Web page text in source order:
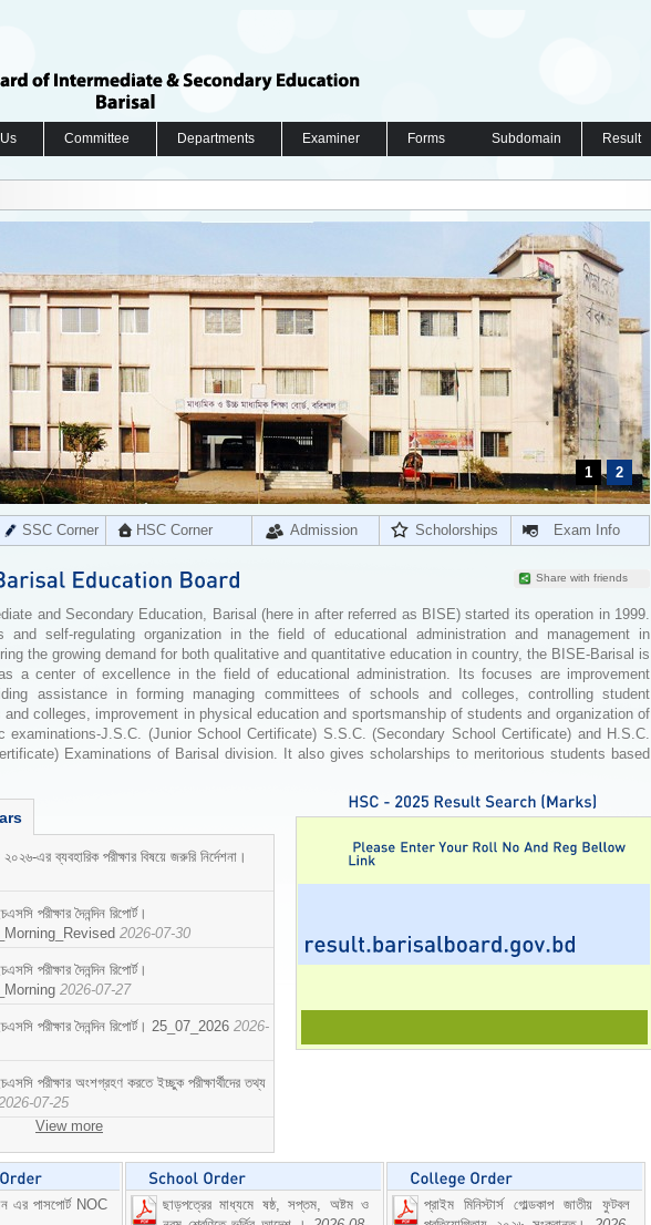
Committee Departments Examiner Forms Subdomain Result
1 2
SSC Corner HSC Corner Admission Scholorships Exam Info
Share with friends
and Secondary Education, Barisal (here in after referred as BISE) started its operation in 1999.
and self-regulating organization in the field of educational administration and management in
the growing demand for both qualitative and quantitative education in country, the BISE-Barisal is
a center of excellence in the field of educational administration. Its focuses are improvement
assistance in forming managing committees of schools and colleges, controlling student
colleges, improvement in physical education and sportsmanship of students and organization of
examinations-J.S.C. (Junior School Certificate) S.S.C. (Secondary School Certificate) and H.S.C.
Examinations of Barisal division. It also gives scholarships to meritorious students based
এর ব্যবহারিক পরীক্ষার বিষয়ে জরুরি নির্দেশনা।
পরীক্ষার দৈনন্দিন রিপোর্ট।
2026-07-30
পরীক্ষার দৈনন্দিন রিপোর্ট।
2026-07-27
পরীক্ষার দৈনন্দিন রিপোর্ট। 25_07_2026 2026-
পরীক্ষার অংশগ্রহণ করতে ইচ্ছুক পরীক্ষার্থীদের তথ্য
07-25
View more
এর পাসপোর্ট NOC
ছাড়পত্রের মাধ্যমে ষষ্ঠ, সপ্তম, অষ্টম ও
প্রাইম মিনিস্টার্স গোল্ডকাপ জাতীয় ফুটবল